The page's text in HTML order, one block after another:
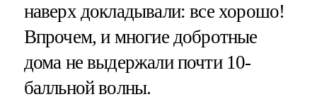
наверх докладывали: все хорошо!
Впрочем, и многие добротные
дома не выдержали почти 10-
балльной волны.